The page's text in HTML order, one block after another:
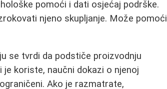
pomoći i dati osjećaj podrške.
njeno skupljanje. Može pomoći
se tvrdi da podstiče proizvodnju
koriste, naučni dokazi o njenoj
Ako je razmatrate,